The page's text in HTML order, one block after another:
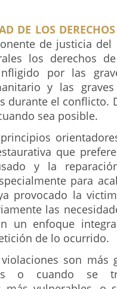
DE LOS
de justicia del
los derechos
por las
y las
durante el conflicto.
sea posible.
que
y la
para
provocado la
las
un enfoque
de lo ocurrido.
son más
o cuando se